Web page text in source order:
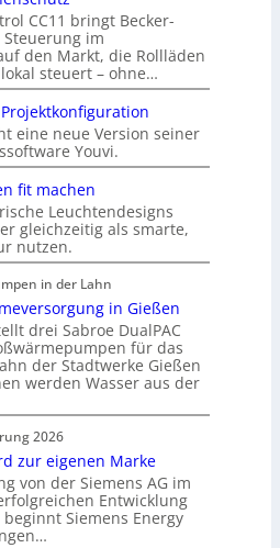
CC11 bringt Becker-
im
den Markt, die Rollläden
steuert – ohne…
eine neue Version seiner
Youvi.
fit machen
Leuchtendesigns
gleichzeitig als smarte,
nutzen.
in der Lahn
in Gießen
drei Sabroe DualPAC
für das
der Stadtwerke Gießen
werden Wasser aus der
2026
zur eigenen Marke
von der Siemens AG im
Entwicklung
Siemens Energy